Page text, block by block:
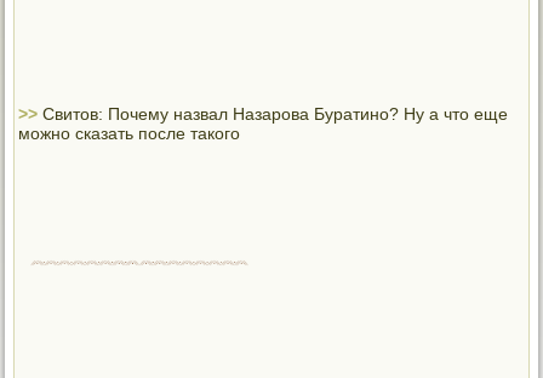
>>Свитов: Почему назвал Назарова Буратино? Ну а что еще
можно сказать после такого